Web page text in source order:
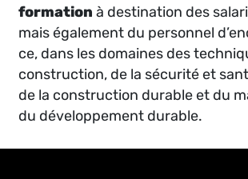
formation à destination des
mais également du personnel
ce, dans les domaines des
construction, de la sécurité et
de la construction durable et du
du développement durable.